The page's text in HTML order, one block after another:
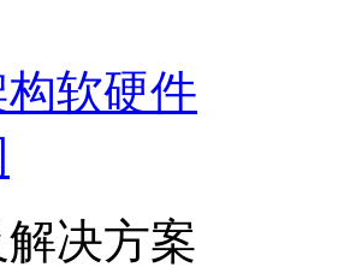
软硬件
决方案